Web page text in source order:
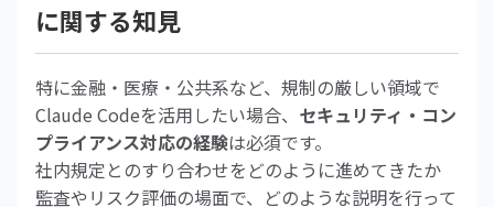
に関する知見
特に金融・医療・公共系など、規制の厳しい領域で
Claude Codeを活用したい場合、 セキュリティ・コン
プライアンス対応の経験は必須です。
社内規定とのすり合わせをどのように進めてきたか
監査やリスク評価の場面で、どのような説明を行って